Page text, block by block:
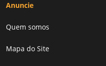
Anuncie
Quem somos
Mapa do Site